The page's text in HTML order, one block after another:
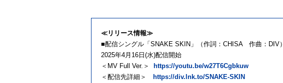
≪リリース情報≫
■配信シングル「SNAKE SKIN」（作詞：CHISA 作曲：DIV）
2025年4月16日(水)配信開始
＜MV Full Ver.＞
https://youtu.be/w27T6Cgbkuw
＜配信先詳細＞
https://div.lnk.to/SNAKE-SKIN